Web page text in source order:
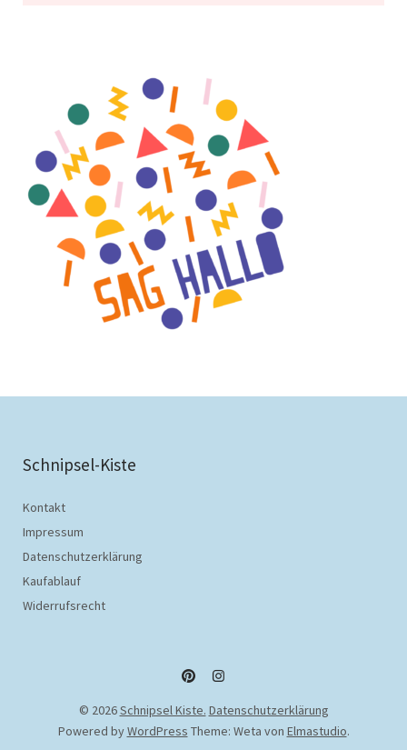
Schnipsel-Kiste
Kontakt
Impressum
Datenschutzerklärung
Kaufablauf
Widerrufsrecht
PinterestInstagram
© 2026Schnipsel Kiste. Datenschutzerklärung
Powered byWordPress Theme: Weta von Elmastudio.